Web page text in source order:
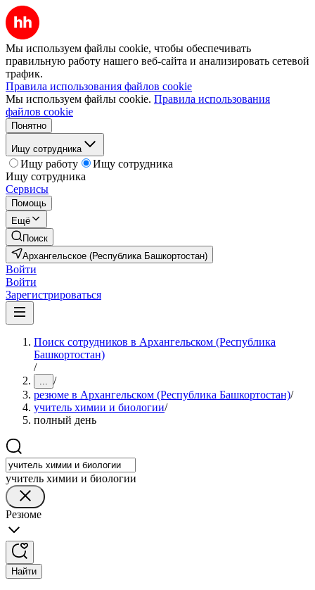
Мы используем файлы cookie, чтобы обеспечивать
правильную работу нашего веб-сайта и анализировать сетевой
трафик.
Правила использования файлов cookie
Мы используем файлы cookie. Правила использования
файлов cookie
Понятно
Ищу сотрудника
Ищу работу
Ищу сотрудника
Ищу сотрудника
Сервисы
Помощь
Ещё
Поиск
Архангельское (Республика Башкортостан)
Войти
Войти
Зарегистрироваться
Поиск сотрудников в Архангельском (Республика
Башкортостан)
/
... /
резюме в Архангельском (Республика Башкортостан)/
учитель химии и биологии/
полный день
учитель химии и биологии
Резюме
Найти